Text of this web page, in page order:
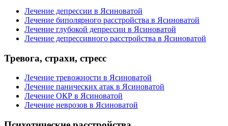
Лечение депрессии в Ясиноватой
Лечение биполярного расстройства в Ясиноватой
Лечение глубокой депрессии в Ясиноватой
Лечение депрессивного расстройства в Ясиноватой
Тревога, страхи, стресс
Лечение тревожности в Ясиноватой
Лечение панических атак в Ясиноватой
Лечение ОКР в Ясиноватой
Лечение неврозов в Ясиноватой